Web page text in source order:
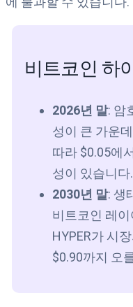
비트코인 하
2026년 말: 암
성이 큰 가운
따라 $0.05에
성이 있습니다.
2030년 말: 생
비트코인 레
HYPER가 시
$0.90까지 오